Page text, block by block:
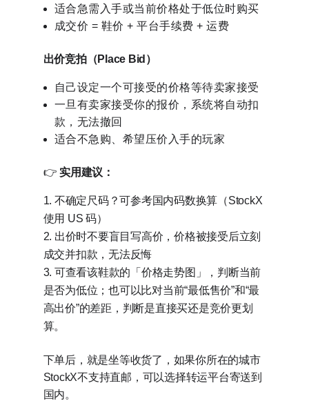
适合急需入手或当前价格处于低位时购买
成交价 = 鞋价 + 平台手续费 + 运费
出价竞拍（Place Bid）
自己设定一个可接受的价格等待卖家接受
一旦有卖家接受你的报价，系统将自动扣
款，无法撤回
适合不急购、希望压价入手的玩家
👉实用建议：
不确定尺码？可参考国内码数换算（StockX
使用 US 码）
出价时不要盲目写高价，价格被接受后立刻
成交并扣款，无法反悔
可查看该鞋款的「价格走势图」，判断当前
是否为低位；也可以比对当前“最低售价”和“最
高出价”的差距，判断是直接买还是竞价更划
算。
下单后，就是坐等收货了，如果你所在的城市
StockX不支持直邮，可以选择转运平台寄送到
国内。